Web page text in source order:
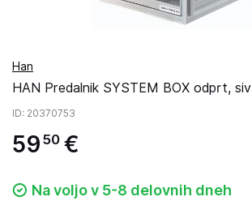
Han
HAN Predalnik SYSTEM BOX odprt, siv
ID: 20370753
59 50 €
Na voljo v 5-8 delovnih dneh